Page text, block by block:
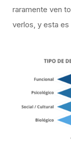
raramente ven
verlos, y esta es